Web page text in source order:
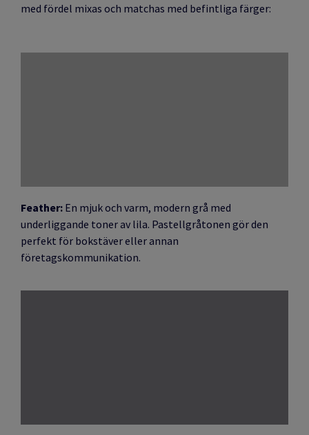
med fördel mixas och matchas med befintliga färger:
Feather: En mjuk och varm, modern grå med
underliggande toner av lila. Pastellgråtonen gör den
perfekt för bokstäver eller annan
företagskommunikation.